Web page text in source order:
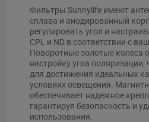
Фильтры Sunnylife имеют
сплава и анодированный
регулировать угол и
CPL и ND в соответствии с
Поворотные золотые колеса
настройку угла
для достижения идеальных
условиях освещения.
обеспечивает надежное
гарантируя безопасность и
использования.